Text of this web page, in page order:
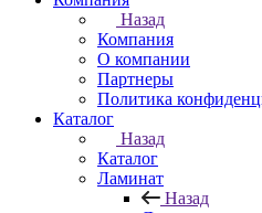
Назад
Компания
О компании
Партнеры
Политика
Каталог
Назад
Каталог
Ламинат
Назад